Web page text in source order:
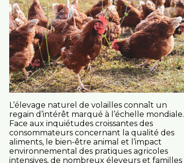
L’élevage naturel de volailles connaît un
regain d’intérêt marqué à l’échelle mondiale.
Face aux inquiétudes croissantes des
consommateurs concernant la qualité des
aliments, le bien-être animal et l’impact
environnemental des pratiques agricoles
intensives, de nombreux éleveurs et familles